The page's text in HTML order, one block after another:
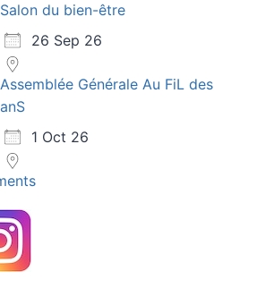
Salon du bien-être
26 Sep 26
Assemblée Générale Au FiL des
anS
1 Oct 26